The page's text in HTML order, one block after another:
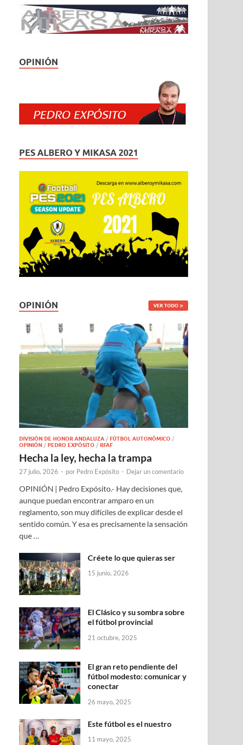
OPINIÓN
PES ALBERO Y MIKASA 2021
OPINIÓN VER TODO
DIVISIÓN DE HONOR ANDALUZA /FÚTBOL AUTONÓMICO /
OPINIÓN /PEDRO EXPÓSITO /RFAF
Hecha la ley, hecha la trampa
27 julio, 2026 - por Pedro Expósito - Dejar un comentario
OPINIÓN | Pedro Expósito.- Hay decisiones que,
aunque puedan encontrar amparo en un
reglamento, son muy difíciles de explicar desde el
sentido común. Y esa es precisamente la sensación
que …
Créete lo que quieras ser
15 junio, 2026
El Clásico y su sombra sobre
el fútbol provincial
21 octubre, 2025
El gran reto pendiente del
fútbol modesto: comunicar y
conectar
26 mayo, 2025
Este fútbol es el nuestro
11 mayo, 2025